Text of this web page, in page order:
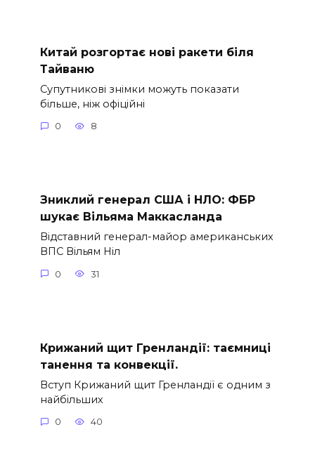
Китай розгортає нові ракети біля
Тайваню
Супутникові знімки можуть показати
більше, ніж офіційні
0 8
Зниклий генерал США і НЛО: ФБР
шукає Вільяма Маккасланда
Відставний генерал-майор американських
ВПС Вільям Ніл
0 31
Крижаний щит Гренландії: таємниці
танення та конвекції.
Вступ Крижаний щит Гренландії є одним з
найбільших
0 40